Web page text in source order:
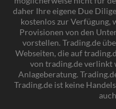
daher Ihre eigene Due
kostenlos zur
Provisionen von den
vorstellen. Trading.de
Webseiten, die auf
von trading.de verlinkt
Anlageberatung.
Trading.de ist keine